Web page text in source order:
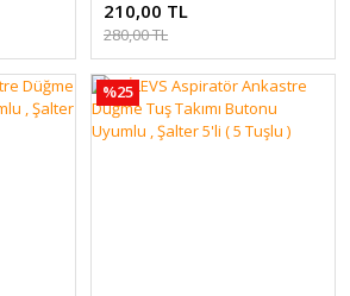
210,00 TL
280,00 TL
%25